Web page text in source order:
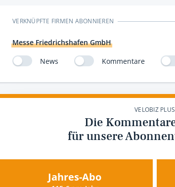
VERKNÜPFTE FIRMEN ABONNIEREN
Messe Friedrichshafen GmbH
News
Kommentare
VELOBIZ PLUS
Die
für unsere
Jahres-Abo